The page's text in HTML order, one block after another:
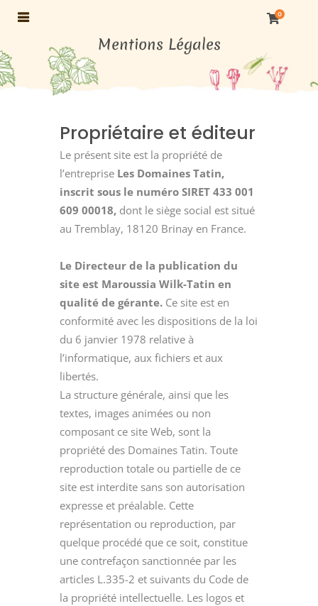
0
Mentions Légales
Propriétaire et éditeur
Le présent site est la propriété de
l’entreprise Les Domaines Tatin,
inscrit sous le numéro SIRET 433 001
609 00018, dont le siège social est situé
au Tremblay, 18120 Brinay en France.
Le Directeur de la publication du
site est Maroussia Wilk-Tatin en
qualité de gérante. Ce site est en
conformité avec les dispositions de la loi
du 6 janvier 1978 relative à
l’informatique, aux fichiers et aux
libertés.
La structure générale, ainsi que les
textes, images animées ou non
composant ce site Web, sont la
propriété des Domaines Tatin. Toute
reproduction totale ou partielle de ce
site est interdite sans son autorisation
expresse et préalable. Cette
représentation ou reproduction, par
quelque procédé que ce soit, constitue
une contrefaçon sanctionnée par les
articles L.335-2 et suivants du Code de
la propriété intellectuelle. Les logos et